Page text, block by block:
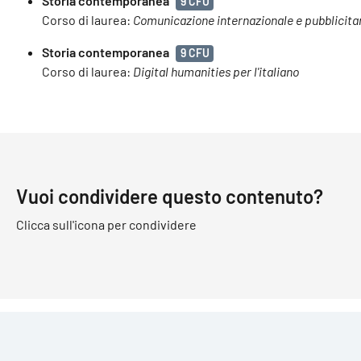
Corso di laurea: Comunicazione internazionale e
Storia contemporanea 9 CFU
Corso di laurea: Digital humanities per l'italiano
Vuoi condividere questo contenuto?
Clicca sull'icona per condividere